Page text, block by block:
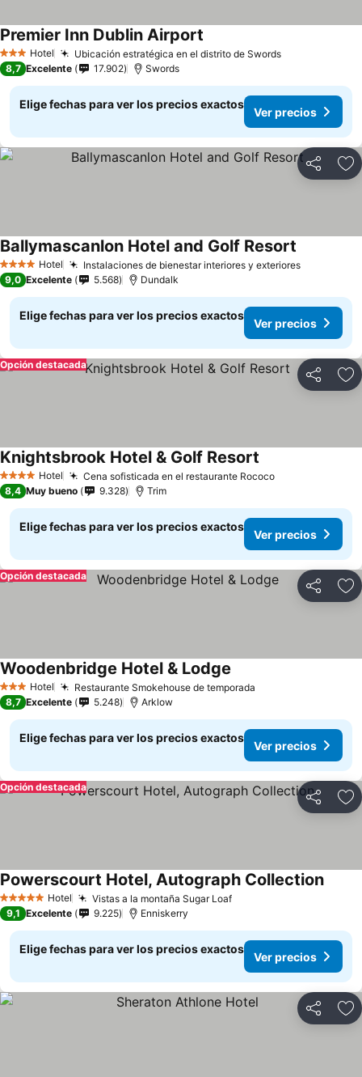
3 Estrellas
Hotel Ubicación estratégica en el distrito de SwordsVer precios
Premier Inn Dublin Airport
8,7 Excelente 17.902 Swords
Elige fechas para ver los precios exactos
Ver precios
Compartir
4 EstrellasHotel Instalaciones de bienestar interiores y exterioresVer
Ballymascanlon Hotel and Golf Resort
9,0 Excelente 5.568 Dundalk
Elige fechas para ver los precios exactos
Ver precios
Compartir
Opción destacada
4 EstrellasHotel Cena sofisticada en el restaurante RococoVer precios
Knightsbrook Hotel & Golf Resort
8,4 Muy bueno 9.328 Trim
Elige fechas para ver los precios exactos
Ver precios
Compartir
Opción destacada
3 Estrellas
Hotel Restaurante Smokehouse de temporada
Woodenbridge Hotel & Lodge
8,7 Excelente 5.248 Arklow
Elige fechas para ver los precios exactos
Ver precios
Compartir
Opción destacada
5 Estrellas Hotel Vistas a la montaña Sugar LoafVer precios
Powerscourt Hotel, Autograph CollectionVer
9,1 Excelente 9.225 Enniskerry
Elige fechas para ver los precios exactos
Ver precios
Compartir